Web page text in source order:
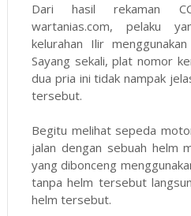
Dari hasil rekaman
wartanias.com, pelaku
kelurahan Ilir
Sayang sekali, plat nomor
dua pria ini tidak nampak
tersebut.
Begitu melihat sepeda
jalan dengan sebuah helm
yang dibonceng
tanpa helm tersebut
helm tersebut.